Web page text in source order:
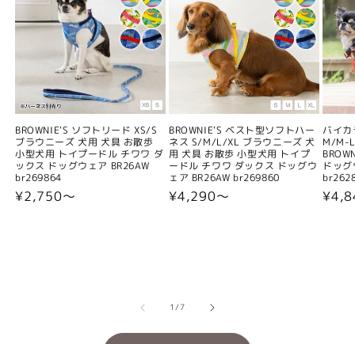
BROWNIE'S ソフトリード XS/S
ブラウニーズ 犬用 犬具 お散歩
小型犬用 トイプードル チワワ ダ
ックス ドッグウェア BR26AW
br269864
通
¥2,750〜
BROWNIE'S ベスト型ソフトハー
ネス S/M/L/XL ブラウニーズ 犬
用 犬具 お散歩 小型犬用 トイプ
ードル チワワ ダックス ドッグウ
ェア BR26AW br269860
通
¥4,290〜
バイ
M/M-
ドッ
通
1/の
7